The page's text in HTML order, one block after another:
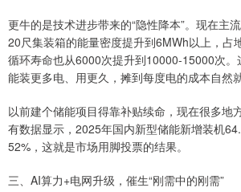
更牛的是技术进步带来的“隐性降本”。现在主
20尺集装箱的能量密度提升到6MWh以上，占
循环寿命也从6000次提升到10000-15000次。
能装更多电、用更久，摊到每度电的成本自然
以前建个储能项目得靠补贴续命，现在很多地
有数据显示，2025年国内新型储能新增装机
52%，这就是市场用脚投票的结果。
三、AI算力+电网升级，催生“刚需中的刚需”